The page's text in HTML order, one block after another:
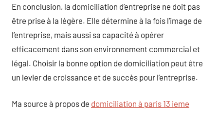
En conclusion, la domiciliation d’entreprise ne doit pas
être prise à la légère. Elle détermine à la fois l’image de
l’entreprise, mais aussi sa capacité à opérer
efficacement dans son environnement commercial et
légal. Choisir la bonne option de domiciliation peut être
un levier de croissance et de succès pour l’entreprise.
Ma source à propos de domiciliation à paris 13 ieme